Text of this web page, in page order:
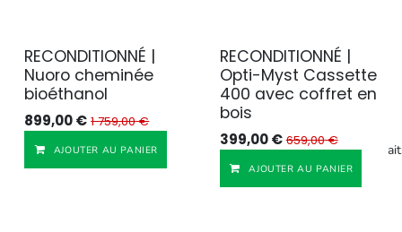
Reconditionné
RECONDITIONNÉ |
Nuoro cheminée
bioéthanol
899,00€ 1 759,00€
AJOUTER AU PANIER Ajouter à la liste de
Reconditionné
RECONDITIONNÉ |
Opti-Myst Cassette
400 avec coffret en
bois
399,00€ 659,00€
AJOUTER AU PANIER